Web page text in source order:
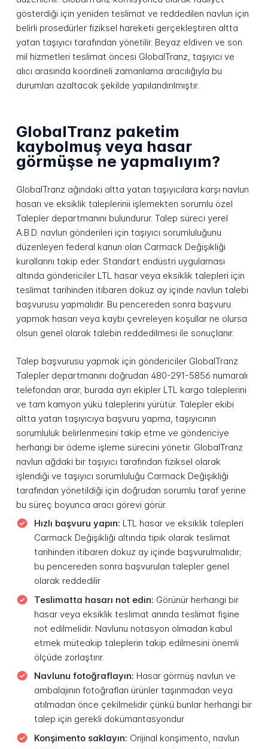
gösterdiği için yeniden teslimat ve reddedilen navlun için
belirli prosedürler fiziksel hareketi gerçekleştiren altta
yatan taşıyıcı tarafından yönetilir. Beyaz eldiven ve son
mil hizmetleri teslimat öncesi GlobalTranz, taşıyıcı ve
alıcı arasında koordineli zamanlama aracılığıyla bu
durumları azaltacak şekilde yapılandırılmıştır.
GlobalTranz paketim
kaybolmuş veya hasar
görmüşse ne yapmalıyım?
GlobalTranz ağındaki altta yatan taşıyıcılara karşı navlun
hasarı ve eksiklik taleplerinii işlemekten sorumlu özel
Talepler departmanını bulundurur. Talep süreci yerel
A.B.D. navlun gönderileri için taşıyıcı sorumluluğunu
düzenleyen federal kanun olan Carmack Değişikliği
kurallarını takip eder. Standart endüstri uygulaması
altında göndericiler LTL hasar veya eksiklik talepleri için
teslimat tarihinden itibaren dokuz ay içinde navlun talebi
başvurusu yapmalıdır. Bu pencereden sonra başvuru
yapmak hasarı veya kaybı çevreleyen koşullar ne olursa
olsun genel olarak talebin reddedilmesi ile sonuçlanır.
Talep başvurusu yapmak için göndericiler GlobalTranz
Talepler departmanını doğrudan 480-291-5856 numaralı
telefondan arar; burada ayrı ekipler LTL kargo taleplerini
ve tam kamyon yükü taleplerini yürütür. Talepler ekibi
altta yatan taşıyıcıya başvuru yapma, taşıyıcının
sorumluluk belirlenmesini takip etme ve göndericiye
herhangi bir ödeme işleme sürecini yönetir. GlobalTranz
navlun ağdaki bir taşıyıcı tarafından fiziksel olarak
işlendiği ve taşıyıcı sorumluluğu Carmack Değişikliği
tarafından yönetildiği için doğrudan sorumlu taraf yerine
bu süreç boyunca aracı görevi görür.
Hızlı başvuru yapın: LTL hasar ve eksiklik talepleri
Carmack Değişikliği altında tipik olarak teslimat
tarihinden itibaren dokuz ay içinde başvurulmalıdır;
bu pencereden sonra başvurulan talepler genel
olarak reddedilir
Teslimatta hasarı not edin: Görünür herhangi bir
hasar veya eksiklik teslimat anında teslimat fişine
not edilmelidir. Navlunu notasyon olmadan kabul
etmek müteakip taleplerin takip edilmesini önemli
ölçüde zorlaştırır.
Navlunu fotoğraflayın: Hasar görmüş navlun ve
ambalajının fotoğrafları ürünler taşınmadan veya
atılmadan önce çekilmelidir çünkü bunlar herhangi bir
talep için gerekli dokümantasyondur
Konşimento saklayın: Orijinal konşimento, navlun